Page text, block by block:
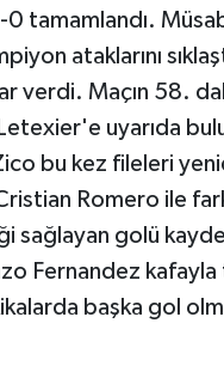
tamamlandı.
ataklarını
verdi. Maçın 58.
uyarıda
bu kez fileleri
Romero ile
sağlayan golü
Fernandez
başka gol